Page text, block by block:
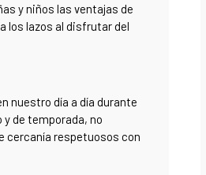
y niños las ventajas de
los lazos al disfrutar del
nuestro día a día durante
de temporada, no
cercanía respetuosos con